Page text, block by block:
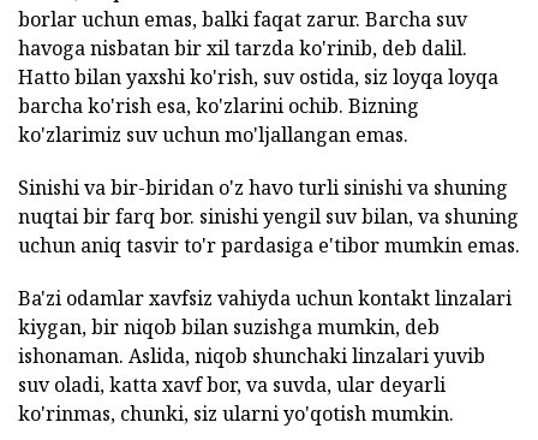
borlar uchun emas, balki faqat zarur. Barcha suv
havoga nisbatan bir xil tarzda ko'rinib, deb dalil.
Hatto bilan yaxshi ko'rish, suv ostida, siz loyqa loyqa
barcha ko'rish esa, ko'zlarini ochib. Bizning
ko'zlarimiz suv uchun mo'ljallangan emas.
Sinishi va bir-biridan o'z havo turli sinishi va shuning
nuqtai bir farq bor. sinishi yengil suv bilan, va shuning
uchun aniq tasvir to'r pardasiga e'tibor mumkin emas.
Ba'zi odamlar xavfsiz vahiyda uchun kontakt linzalari
kiygan, bir niqob bilan suzishga mumkin, deb
ishonaman. Aslida, niqob shunchaki linzalari yuvib
suv oladi, katta xavf bor, va suvda, ular deyarli
ko'rinmas, chunki, siz ularni yo'qotish mumkin.